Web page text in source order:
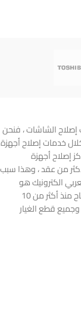
إصلاح الشاشات ، فنحن
خدمات إصلاح أجهزة
إصلاح أجهزة
من عقد ، وهذا سبب
الكترونيك هو
مركزمتخصص في خدمة إصلاح الشاشات يعمل المركز بنجاح منذ أكثر من 10
سنوات في مجال إصلاح صيانة شاشات lcd – led- plasma وجميع قطع الغيار